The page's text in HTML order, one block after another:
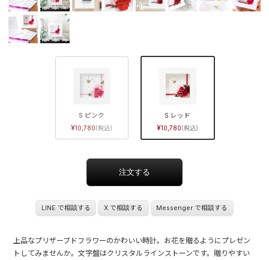
S ピンク
10,780
S レッド
10,780
LINE で相談する X で相談する Messenger で相談する
上品なプリザーブドフラワーのかわいい時計。お花を贈るようにプレゼン
トしてみませんか。文字盤はクリスタルラインストーンです。贈りやすい